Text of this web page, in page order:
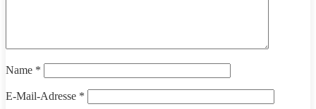
Name *
E-Mail-Adresse *